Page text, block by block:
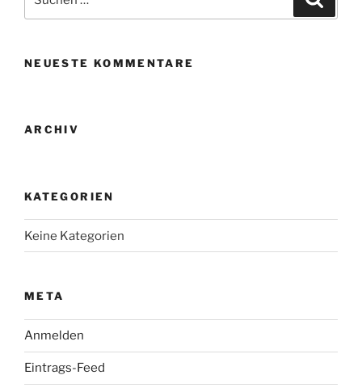
e
nach:
NEUESTE KOMMENTARE
ARCHIV
KATEGORIEN
Keine Kategorien
META
Anmelden
Eintrags-Feed